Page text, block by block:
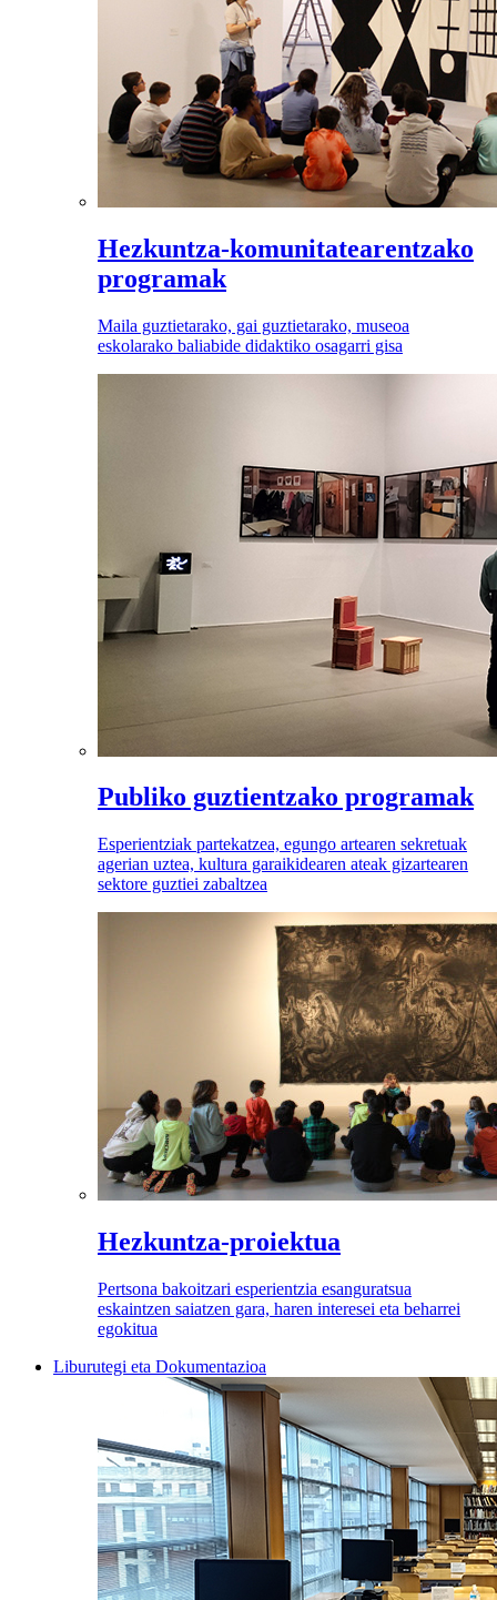
Hezkuntza-komunitatearentzako
programak
Maila guztietarako, gai guztietarako, museoa
eskolarako baliabide didaktiko osagarri gisa
Publiko guztientzako programak
Esperientziak partekatzea, egungo artearen sekretuak
agerian uztea, kultura garaikidearen ateak gizartearen
sektore guztiei zabaltzea
Hezkuntza-proiektua
Pertsona bakoitzari esperientzia esanguratsua
eskaintzen saiatzen gara, haren interesei eta beharrei
egokitua
Liburutegi eta Dokumentazioa